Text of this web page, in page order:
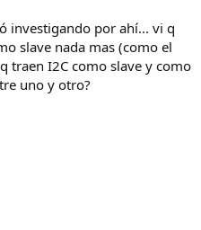
investigando por ahí... vi q
slave nada mas (como el
traen I2C como slave y como
uno y otro?